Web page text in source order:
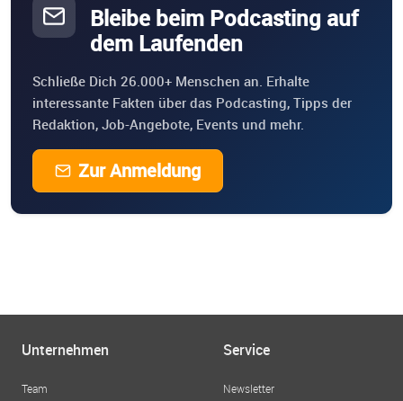
Bleibe beim Podcasting auf
dem Laufenden
Schließe Dich 26.000+ Menschen an. Erhalte
interessante Fakten über das Podcasting, Tipps der
Redaktion, Job-Angebote, Events und mehr.
Zur Anmeldung
Unternehmen
Team
Service
Newsletter